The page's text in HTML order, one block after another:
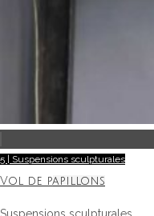
5 | Suspensions sculpturales
Vol de papillons